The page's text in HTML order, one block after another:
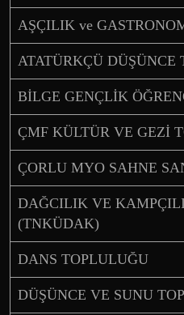
AŞÇILIK ve
ATATÜRKÇÜ DÜŞÜNCE
BİLGE GENÇLİK
ÇMF KÜLTÜR VE GEZİ
ÇORLU MYO SAHNE
DAĞCILIK VE
(TNKÜDAK)
DANS TOPLULUĞU
DÜŞÜNCE VE SUNU